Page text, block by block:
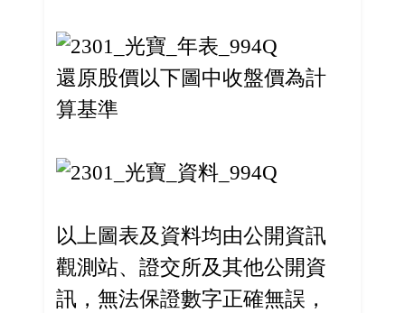
還原股價以下圖中收盤價為計
算基準
以上圖表及資料均由公開資訊
觀測站、證交所及其他公開資
訊，無法保證數字正確無誤，